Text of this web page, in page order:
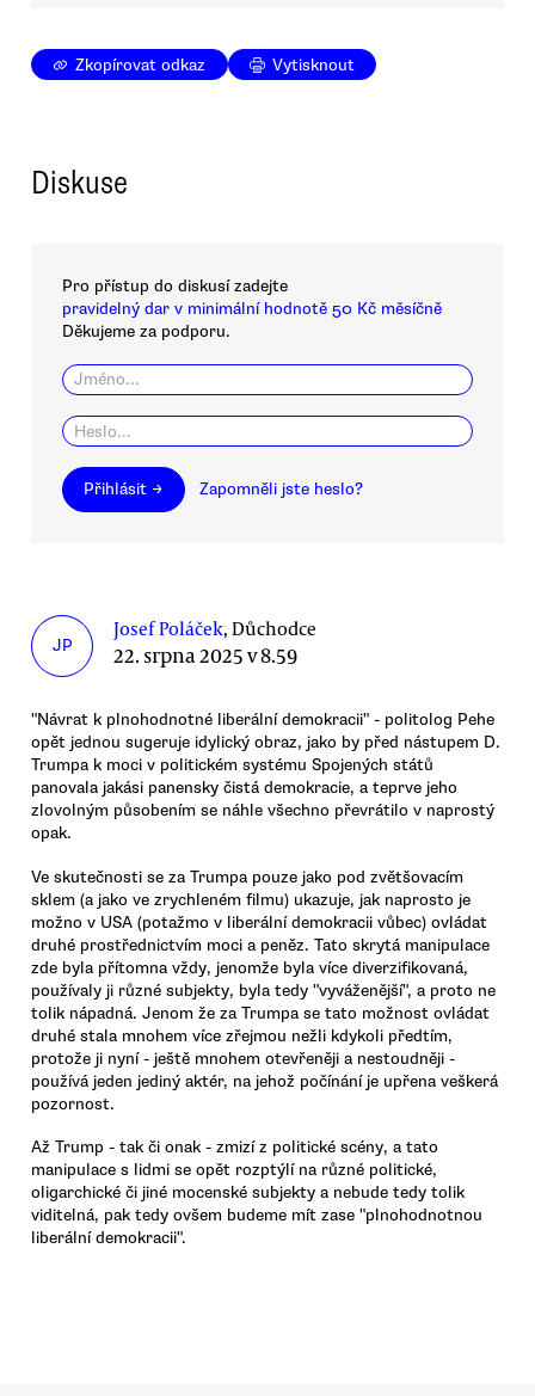
Zkopírovat odkaz Vytisknout
Diskuse
Pro přístup do diskusí zadejte
pravidelný dar v minimální hodnotě 50 Kč měsíčně
Děkujeme za podporu.
Přihlásit → Zapomněli jste heslo?
JP
Josef Poláček, Důchodce
22. srpna 2025 v 8.59
"Návrat k plnohodnotné liberální demokracii" - politolog Pehe
opět jednou sugeruje idylický obraz, jako by před nástupem D.
Trumpa k moci v politickém systému Spojených států
panovala jakási panensky čistá demokracie, a teprve jeho
zlovolným působením se náhle všechno převrátilo v naprostý
opak.
Ve skutečnosti se za Trumpa pouze jako pod zvětšovacím
sklem (a jako ve zrychleném filmu) ukazuje, jak naprosto je
možno v USA (potažmo v liberální demokracii vůbec) ovládat
druhé prostřednictvím moci a peněz. Tato skrytá manipulace
zde byla přítomna vždy, jenomže byla více diverzifikovaná,
používaly ji různé subjekty, byla tedy "vyváženější", a proto ne
tolik nápadná. Jenom že za Trumpa se tato možnost ovládat
druhé stala mnohem více zřejmou nežli kdykoli předtím,
protože ji nyní - ještě mnohem otevřeněji a nestoudněji -
používá jeden jediný aktér, na jehož počínání je upřena veškerá
pozornost.
Až Trump - tak či onak - zmizí z politické scény, a tato
manipulace s lidmi se opět rozptýlí na různé politické,
oligarchické či jiné mocenské subjekty a nebude tedy tolik
viditelná, pak tedy ovšem budeme mít zase "plnohodnotnou
liberální demokracii".